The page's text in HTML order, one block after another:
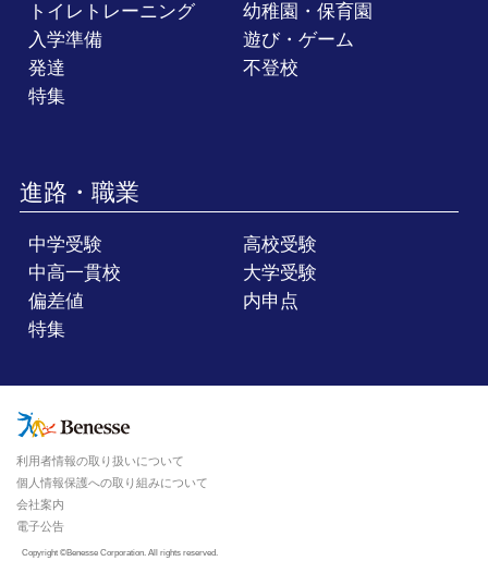
トイレトレーニング
幼稚園・保育園
入学準備
遊び・ゲーム
発達
不登校
特集
進路・職業
中学受験
高校受験
中高一貫校
大学受験
偏差値
内申点
特集
Copyright ©Benesse Corporation. All rights reserved.
利用者情報の取り扱いについて
個人情報保護への取り組みについて
会社案内
電子公告